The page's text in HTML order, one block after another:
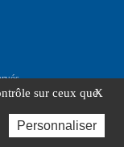
Plan du site
X
sur ceux que
Personnaliser